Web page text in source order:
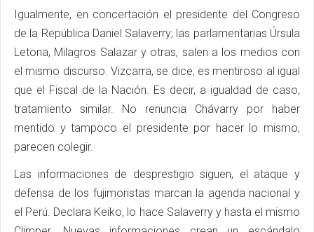
Igualmente, en concertación el presidente del Congreso
de la República Daniel Salaverry; las parlamentarias Úrsula
Letona, Milagros Salazar y otras, salen a los medios con
el mismo discurso. Vizcarra, se dice, es mentiroso al igual
que el Fiscal de la Nación. Es decir, a igualdad de caso,
tratamiento similar. No renuncia Chávarry por haber
mentido y tampoco el presidente por hacer lo mismo,
parecen colegir.
Las informaciones de desprestigio siguen, el ataque y
defensa de los fujimoristas marcan la agenda nacional y
el Perú. Declara Keiko, lo hace Salaverry y hasta el mismo